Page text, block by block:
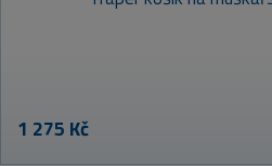
1 275 Kč